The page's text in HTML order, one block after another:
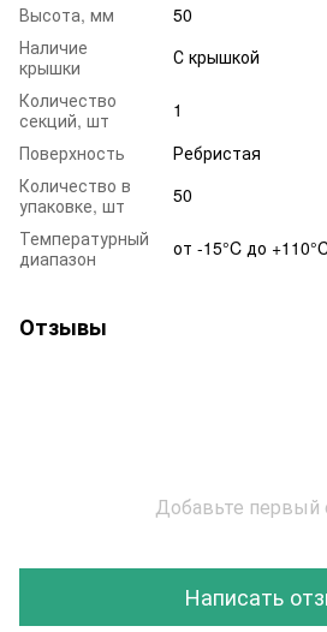
Высота, мм
50
Наличие
крышки
С крышкой
Количество
секций, шт
1
Поверхность
Ребристая
Количество в
упаковке, шт
50
Температурный
диапазон
от -15°C до
Отзывы
Добавьте первый
Написать